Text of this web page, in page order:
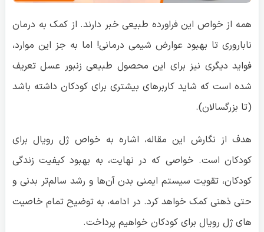
همه از خواص این فراورده طبیعی خبر دارند. از کمک به درمان
ناباروری تا بهبود عوارض شیمی درمانی! اما به جز این موارد،
فواید دیگری نیز برای این محصول طبیعی زنبور عسل تعریف
شده است که شاید کاربرهای بیشتری برای کودکان داشته باشد
(تا بزرگسالان).
هدف از نگارش این مقاله، اشاره به خواص ژل رویال برای
کودکان است. خواصی که در نهایت، به بهبود کیفیت زندگی
کودکان، تقویت سیستم ایمنی بدن آن‌ها و رشد سالم‌تر بدنی و
حتی ذهنی کمک خواهد کرد. در ادامه، به توضیح تمام خاصیت
های ژل رویال برای کودکان خواهیم پرداخت.